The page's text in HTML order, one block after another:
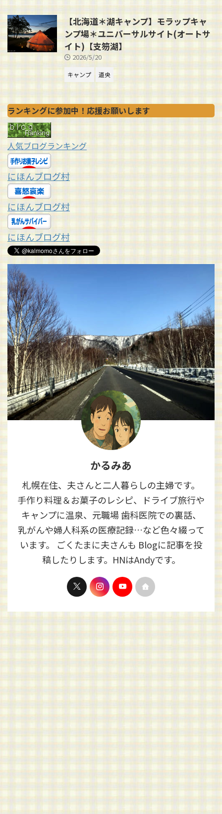
【北海道＊湖キャンプ】モラップキャ
ンプ場＊ユニバーサルサイト(オートサ
イト)【支笏湖】
2026/5/20
キャンプ 道央
ランキングに参加中！応援お願いします
人気ブログランキング
にほんブログ村
にほんブログ村
にほんブログ村
かるみあ
札幌在住、夫さんと二人暮らしの主婦です。
手作り料理＆お菓子のレシピ、ドライブ旅行や
キャンプに温泉、元職場 歯科医院での裏話、
乳がんや婦人科系の医療記録…など色々綴って
います。 ごくたまに夫さんも Blogに記事を投
稿したりします。HNはAndyです。